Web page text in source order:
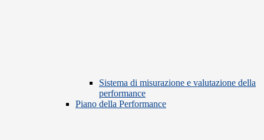
Sistema di misurazione e valutazione della
performance
Piano della Performance